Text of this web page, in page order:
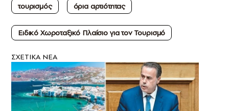
τουρισμός
όρια αρτιότητας
Ειδικό Χωροταξικό Πλαίσιο για τον Τουρισμό
ΣXETIKA NEA